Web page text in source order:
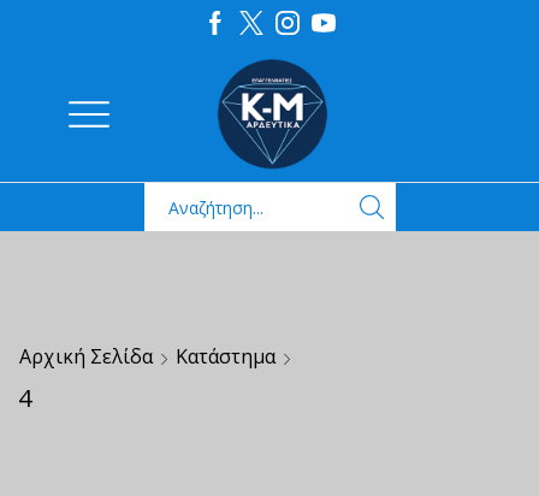
Αρχική Σελίδα Κατάστημα
4